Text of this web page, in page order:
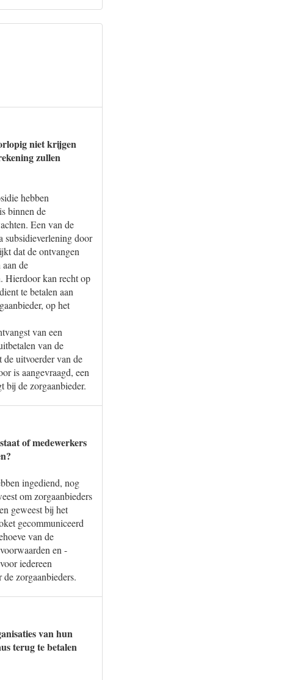
niet krijgen
zullen
hebben
binnen de
Een van de
subsidieverlening door
dat de ontvangen
de
Hierdoor kan recht op
te betalen aan
op het
van een
van de
de uitvoerder van de
is aangevraagd, een
bij de zorgaanbieder.
of medewerkers
ingediend, nog
om zorgaanbieders
geweest bij het
gecommuniceerd
van de
en -
iedereen
zorgaanbieders.
van hun
terug te betalen